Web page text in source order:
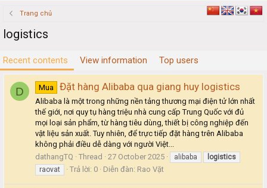
Trang chủ
logistics
Recent contents View information Top users
D Mua Đặt hàng Alibaba qua giang huy logistics
Alibaba là một trong những nền tảng thương mại điện tử lớn nhất
thế giới, nơi quy tụ hàng triệu nhà cung cấp Trung Quốc với đủ
mọi loại sản phẩm, từ hàng tiêu dùng, thiết bị công nghiệp đến
vật liệu sản xuất. Tuy nhiên, để trực tiếp đặt hàng trên Alibaba
không phải điều dễ dàng với người Việt...
dathangTQ
Thread 27 October 2025 alibaba
logistics
raovat
Trả lời: 0 Diễn đàn: Rao Vặt